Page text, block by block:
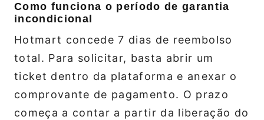
Como funciona o período de garantia
incondicional
Hotmart concede 7 dias de reembolso
total. Para solicitar, basta abrir um
ticket dentro da plataforma e anexar o
comprovante de pagamento. O prazo
começa a contar a partir da liberação do